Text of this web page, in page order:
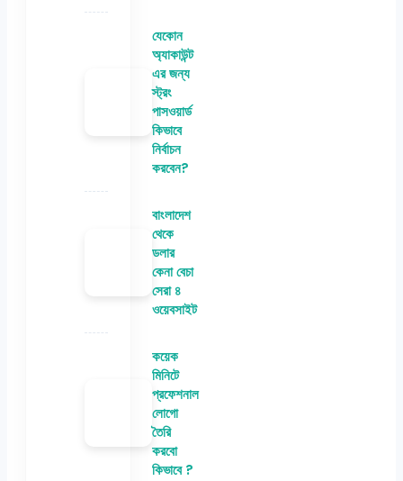
যেকোন
অ্যাকাউন্ট
এর জন্য
স্ট্রং
পাসওয়ার্ড
কিভাবে
নির্বাচন
করবেন?
বাংলাদেশ
থেকে
ডলার
কেনা বেচা
সেরা ৪
ওয়েবসাইট
কয়েক
মিনিটে
প্রফেশনাল
লোগো
তৈরি
করবো
কিভাবে ?